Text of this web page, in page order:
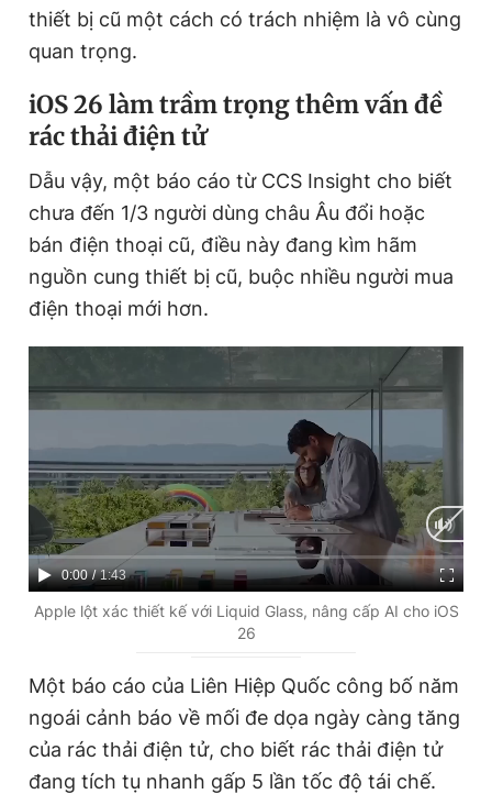
thiết bị cũ một cách có trách nhiệm là vô cùng
quan trọng.
iOS 26 làm trầm trọng thêm vấn đề
rác thải điện tử
Dẫu vậy, một báo cáo từ CCS Insight cho biết
chưa đến 1/3 người dùng châu Âu đổi hoặc
bán điện thoại cũ, điều này đang kìm hãm
nguồn cung thiết bị cũ, buộc nhiều người mua
điện thoại mới hơn.
C
u
0:00 / D
u
t
o
1:43
Apple lột xác thiết kế với Liquid Glass, nâng cấp AI cho iOS
26
Một báo cáo của Liên Hiệp Quốc công bố năm
ngoái cảnh báo về mối đe dọa ngày càng tăng
của rác thải điện tử, cho biết rác thải điện tử
đang tích tụ nhanh gấp 5 lần tốc độ tái chế.